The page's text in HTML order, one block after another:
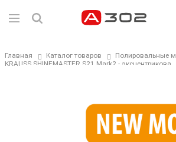
Главная Каталог товаров
Полировальные
KRAUSS SHINEMASTER S21 Mark2 - эксцентрикова....